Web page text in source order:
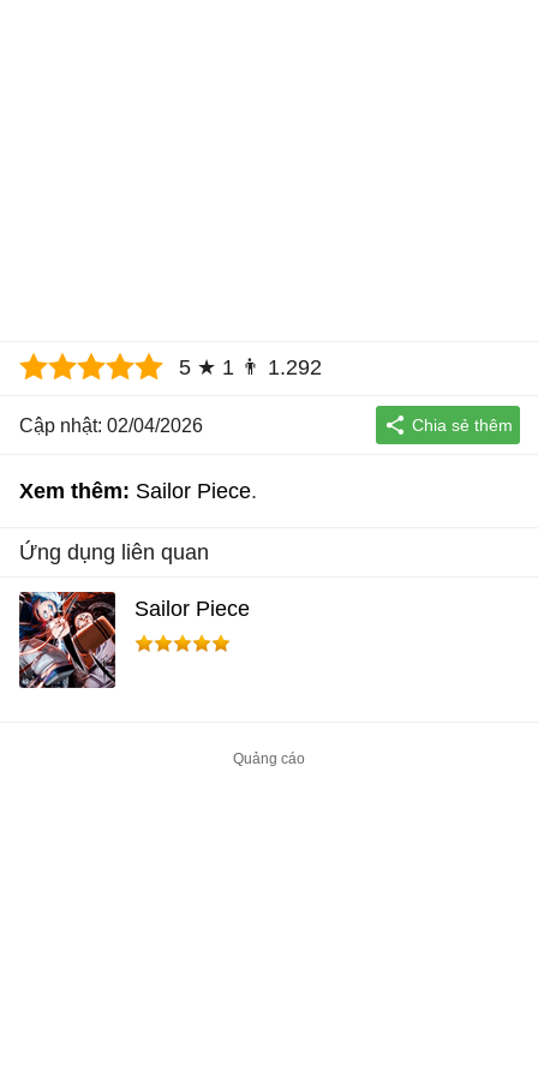
5 ★ 1 👨 1.292
Cập nhật: 02/04/2026
Xem thêm: Sailor Piece
Ứng dụng liên quan
Sailor Piece